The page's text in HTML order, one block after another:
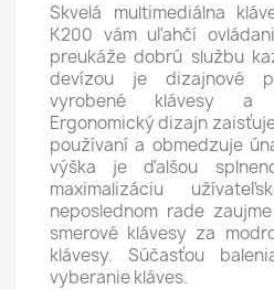
Skvelá multimediálna
K200 vám uľahčí
preukáže dobrú službu
devízou je dizajnové
vyrobené klávesy a
Ergonomický dizajn
používaní a obmedzuje
výška je ďalšou
maximalizáciu
neposlednom rade
smerové klávesy za
klávesy. Súčasťou
vyberanie kláves.